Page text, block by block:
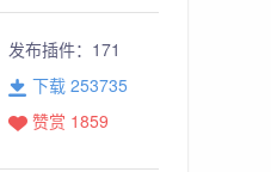
发布插件： 171
下载 253735
赞赏 1859